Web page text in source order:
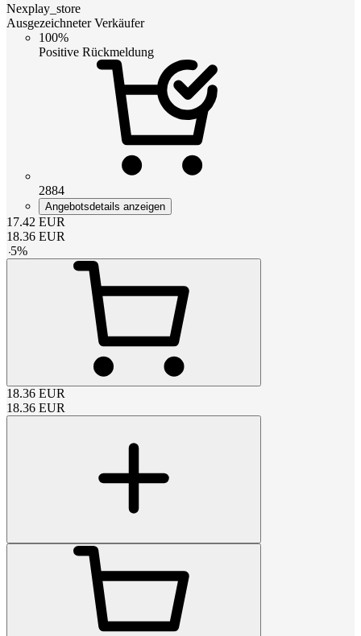
Nexplay_store
Ausgezeichneter Verkäufer
100%
Positive Rückmeldung
2884
Angebotsdetails anzeigen
17.42 EUR
18.36 EUR
-5%
18.36 EUR
18.36 EUR